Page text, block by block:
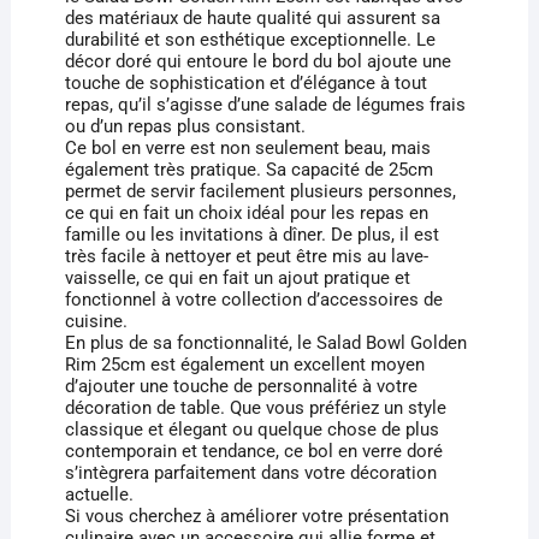
des matériaux de haute qualité qui assurent sa
durabilité et son esthétique exceptionnelle. Le
décor doré qui entoure le bord du bol ajoute une
touche de sophistication et d’élégance à tout
repas, qu’il s’agisse d’une salade de légumes frais
ou d’un repas plus consistant.
Ce bol en verre est non seulement beau, mais
également très pratique. Sa capacité de 25cm
permet de servir facilement plusieurs personnes,
ce qui en fait un choix idéal pour les repas en
famille ou les invitations à dîner. De plus, il est
très facile à nettoyer et peut être mis au lave-
vaisselle, ce qui en fait un ajout pratique et
fonctionnel à votre collection d’accessoires de
cuisine.
En plus de sa fonctionnalité, le Salad Bowl Golden
Rim 25cm est également un excellent moyen
d’ajouter une touche de personnalité à votre
décoration de table. Que vous préfériez un style
classique et élegant ou quelque chose de plus
contemporain et tendance, ce bol en verre doré
s’intègrera parfaitement dans votre décoration
actuelle.
Si vous cherchez à améliorer votre présentation